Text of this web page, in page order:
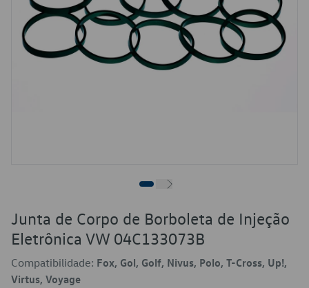
Junta de Corpo de Borboleta de Injeção
Eletrônica VW 04C133073B
Compatibilidade: Fox, Gol, Golf, Nivus, Polo, T-Cross, Up!,
Virtus, Voyage